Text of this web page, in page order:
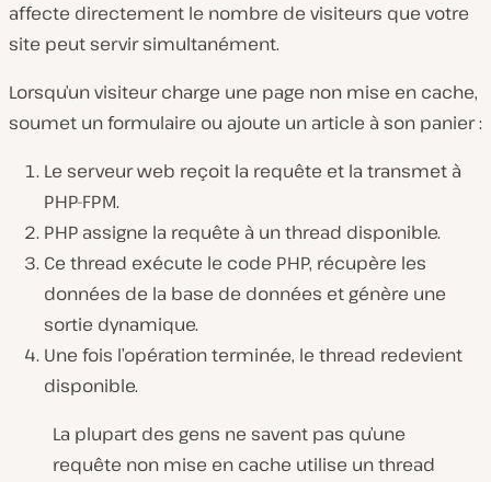
affecte directement le nombre de visiteurs que votre
site peut servir simultanément.
Lorsqu’un visiteur charge une page non mise en cache,
soumet un formulaire ou ajoute un article à son panier :
Le serveur web reçoit la requête et la transmet à
PHP-FPM.
PHP assigne la requête à un thread disponible.
Ce thread exécute le code PHP, récupère les
données de la base de données et génère une
sortie dynamique.
Une fois l’opération terminée, le thread redevient
disponible.
La plupart des gens ne savent pas qu’une
requête non mise en cache utilise un thread